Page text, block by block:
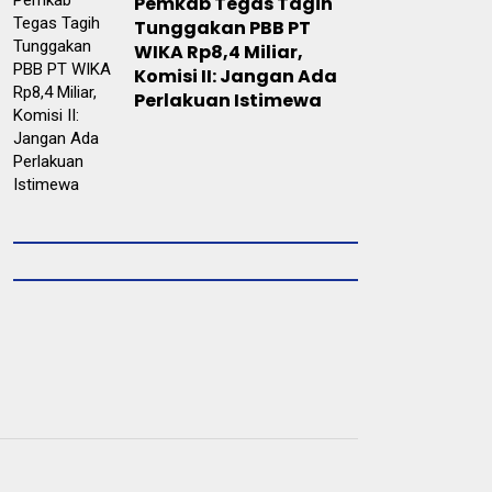
Tunggakan PBB PT
WIKA Rp8,4 Miliar,
Komisi II: Jangan Ada
Perlakuan Istimewa